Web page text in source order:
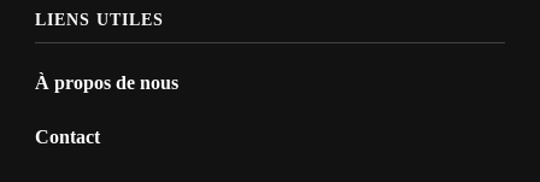
LIENS UTILES
À propos de nous
Contact